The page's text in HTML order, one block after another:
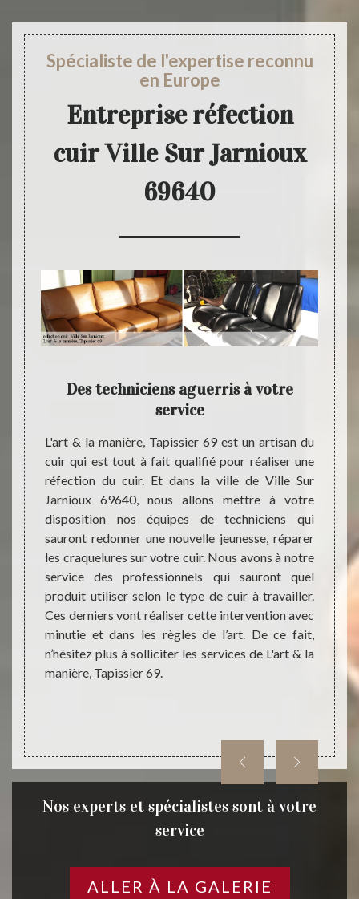
Spécialiste de l'expertise reconnu
en Europe
Entreprise réfection
cuir Ville Sur Jarnioux
69640
le
de
Et
&
de
et
vous
vos
Des techniciens aguerris à votre
service
L'art & la manière, Tapissier 69 est un artisan du
cuir qui est tout à fait qualifié pour réaliser une
réfection du cuir. Et dans la ville de Ville Sur
Jarnioux 69640, nous allons mettre à votre
disposition nos équipes de techniciens qui
sauront redonner une nouvelle jeunesse, réparer
les craquelures sur votre cuir. Nous avons à notre
service des professionnels qui sauront quel
produit utiliser selon le type de cuir à travailler.
Ces derniers vont réaliser cette intervention avec
minutie et dans les règles de l’art. De ce fait,
n’hésitez plus à solliciter les services de L'art & la
manière, Tapissier 69.
Nos experts et spécialistes sont à votre
service
ALLER À LA GALERIE